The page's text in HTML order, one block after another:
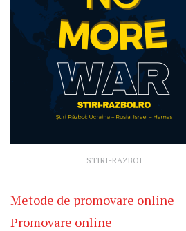
STIRI-RAZBOI
Metode de promovare online
Promovare online